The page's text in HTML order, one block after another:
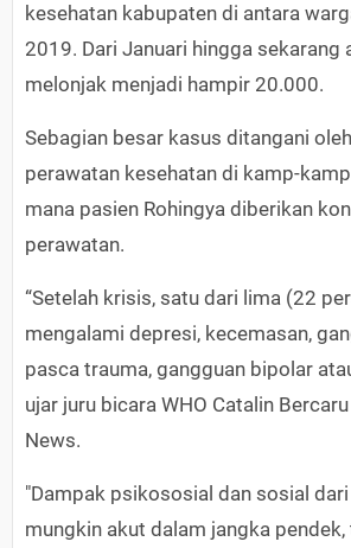
kesehatan kabupaten di antara
2019. Dari Januari hingga sekarang
melonjak menjadi hampir 20.000.
Sebagian besar kasus ditangani
perawatan kesehatan di kamp-
mana pasien Rohingya diberikan
perawatan.
“Setelah krisis, satu dari lima (22
mengalami depresi, kecemasan,
pasca trauma, gangguan bipolar
ujar juru bicara WHO Catalin
News.
"Dampak psikososial dan sosial
mungkin akut dalam jangka